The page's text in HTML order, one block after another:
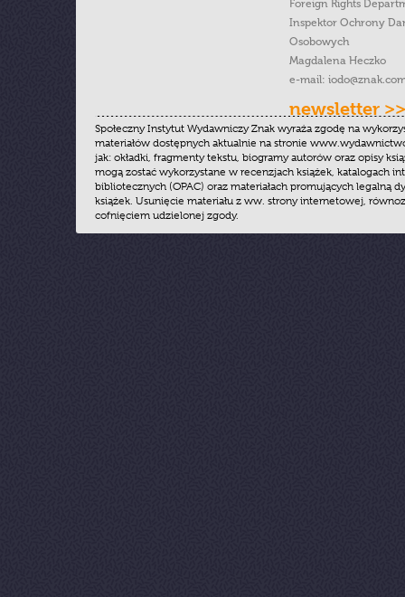
Foreign Rights
Inspektor Ochrony
Osobowych
Magdalena Heczko
e-mail:
newsletter >>
Społeczny Instytut Wydawniczy Znak wyraża zgodę na
materiałów dostępnych aktualnie na stronie
jak: okładki, fragmenty tekstu, biogramy autorów oraz opisy
mogą zostać wykorzystane w recenzjach książek, katalogach
bibliotecznych (OPAC) oraz materiałach promujących legalną
książek. Usunięcie materiału z ww. strony internetowej,
cofnięciem udzielonej zgody.